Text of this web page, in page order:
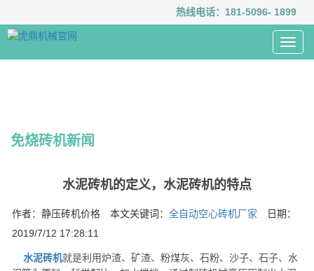
热线电话： 181-5096- 1899
免烧砖机新闻
水泥砖机的定义，水泥砖机的特点
作者：静压砖机价格 本文关键词： 全自动空心砖机厂家 日期：
2019/7/12 17:28:11
水泥砖机就是利用炉渣、矿渣、粉煤灰、石粉、沙子、石子、水